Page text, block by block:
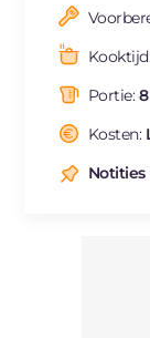
FR
BR
Portie:8
Kosten:
Notities